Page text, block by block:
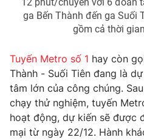
ga Bến Thành đến ga Suối
gồm cả thời
Tuyến Metro số 1 hay còn
Thành - Suối Tiên đang là
tâm lớn của công chúng.
chạy thử nghiệm, tuyến
hoạt động, dự kiến sẽ được
mại từ ngày 22/12. Hành